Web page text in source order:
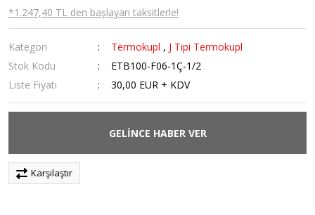
*1.247,40 TL den başlayan taksitlerle!
Kategori Termokupl , J Tipi Termokupl
Stok Kodu
ETB100-F06-1Ç-1/2
Liste Fiyatı
30,00 EUR + KDV
GELİNCE HABER VER
Karşılaştır